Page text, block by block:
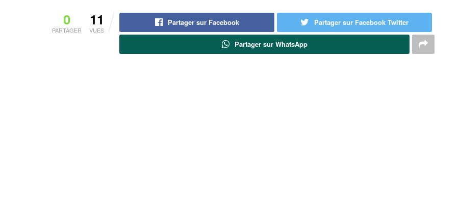
0
PARTAGER
11
VUES
Partager sur Facebook Partager sur Facebook Twitter
Partager sur WhatsApp